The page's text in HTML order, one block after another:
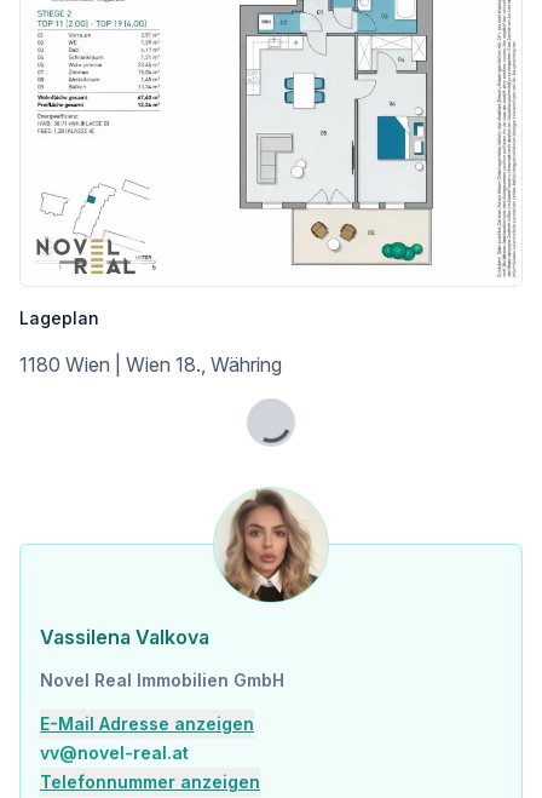
* 10A – Verbindung u. a. nach Heiligenstadt, Niederhofstraße, Meidling
* 42A – Richtung Pötzleinsdorf und Türkenschanzpark
* Bahnhof Gersthof
_Aus rechtlichen Gründen und aufgrund der großen Nachfragen bitten wir um Verständnis, dass wir nur Anfragen per Mail beantworten, wenn Sie uns Ihren vollständigen Namen samt Mailadresse und Mobilnummer bekanntgeben._
Alle Angaben basieren alleinig auf Informationen, die uns von unserem Auftraggeber übermittelt wurden. Trotz aller Sorgfalt können wir für die Richtigkeit, Vollständigkeit und Aktualität dieser Angaben keine Gewähr übernehmen. Jegliche Weitergabe der übermittelten Daten an Dritte ist nicht gestattet. Der Maklervertrag kommt durch schriftliche Vereinbarung oder Inanspruchnahme unserer Maklertätigkeit zustande. Der Makler kann als Doppelmakler tätig werden. Sollte das von uns nachgewiesene Objekt bereits bekannt sein, teilen Sie uns dies bitte unverzüglich mit.
Die Maklergebühr ist ausschließlich bei Zustandekommen eines gültigen Rechtsgeschäfts fällig. Es wird ausdrücklich auf die Nebenkostenübersicht hingewiesen. Bei den Visualisierungen und Abbildungen der Immobilie (insbesondere von Inneneinrichtungen) kann es sich um Symbolfotos bzw. fototechnisch optimierte Fotos handeln. Hiermit weisen wir auf das Bestehen eines familiären und/oder wirtschaftlichen Naheverhältnisses zum Vermieter/Verkäufer hin.
Krankenhaus <2.000m
Kindergarten <500m
Höhere Schule <1.000m
Nahversorgung
Supermarkt <500m
Bäckerei <500m
Lageplan
1180 Wien | Wien 18., Währing
Lade...
Vassilena Valkova
Novel Real Immobilien GmbH
E-Mail Adresse anzeigen
vv@novel-real.at
Telefonnummer anzeigen